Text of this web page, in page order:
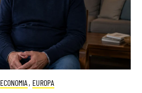
ECONOMIA , EUROPA